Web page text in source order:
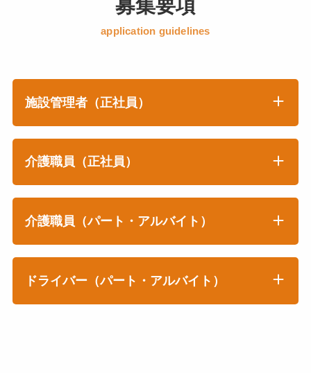
募集要項
application guidelines
施設管理者（正社員）
介護職員（正社員）
介護職員（パート・アルバイト）
ドライバー（パート・アルバイト）